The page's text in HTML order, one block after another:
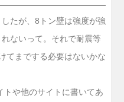
たが、8トン壁は強度が強
ないって。それで耐震等
てまでする必要はないかな
や他のサイトに書いてあ